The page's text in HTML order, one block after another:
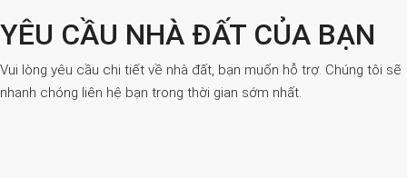
YÊU CẦU NHÀ ĐẤT CỦA BẠN
Vui lòng yêu cầu chi tiết về nhà đất, bạn muốn hỗ trợ. Chúng tôi sẽ
nhanh chóng liên hệ bạn trong thời gian sớm nhất.